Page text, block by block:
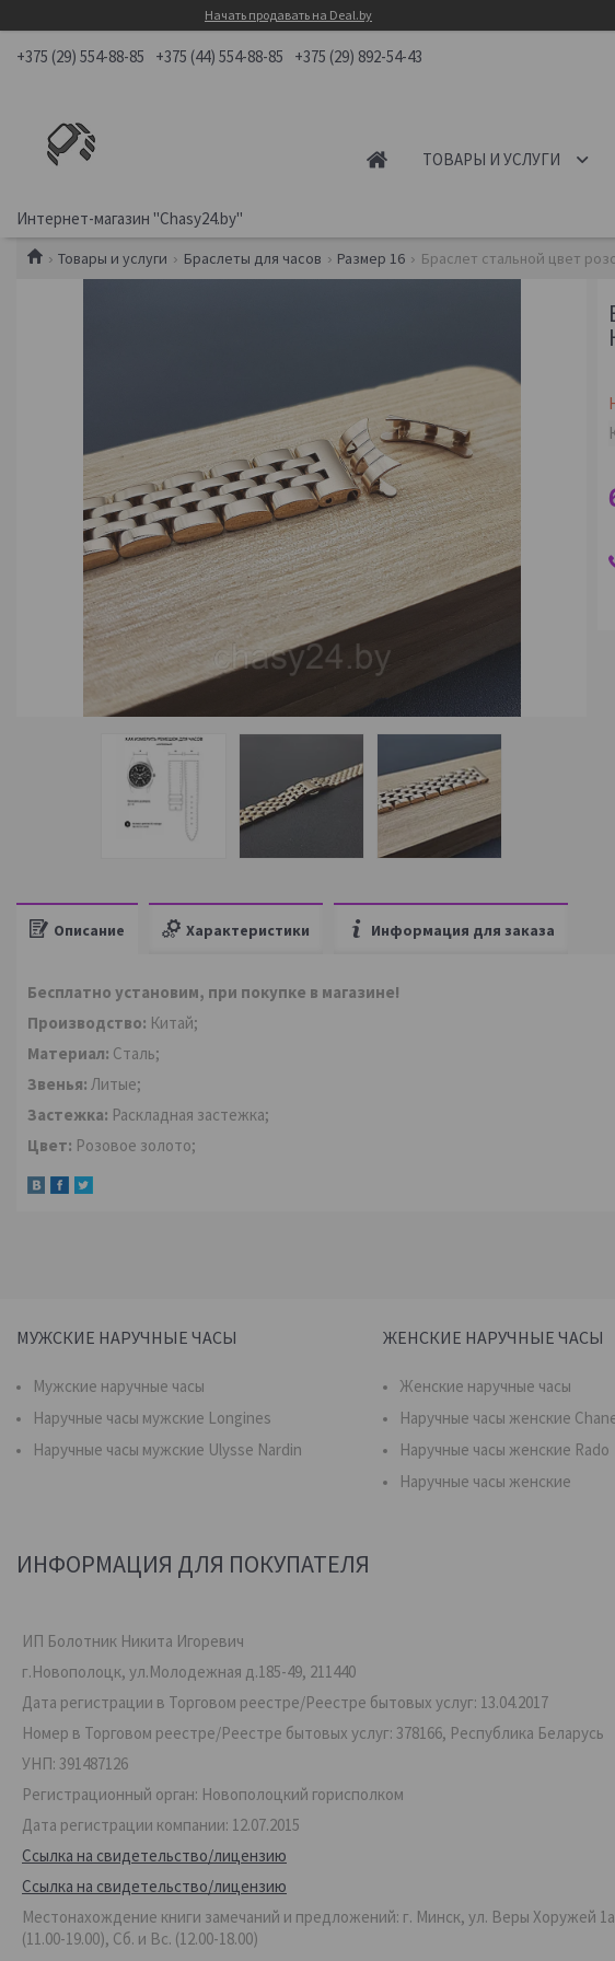
Начать продавать на Deal.by
+375 (29) 554-88-85 +375 (44) 554-88-85 +375 (29) 892-54-43
Интернет-магазин "Chasy24.by"
ТОВАРЫ И УСЛУГИ
Товары и услуги Браслеты для часов Размер 16 Браслет стальной цвет
Описание Характеристики Информация для заказа
Бесплатно установим, при покупке в магазине!
Производство: Китай;
Материал: Сталь;
Звенья: Литые;
Застежка: Раскладная застежка;
Цвет: Розовое золото;
МУЖСКИЕ НАРУЧНЫЕ ЧАСЫ
Мужские наручные часы
Наручные часы мужские Longines
Наручные часы мужские Ulysse Nardin
ЖЕНСКИЕ НАРУЧНЫЕ ЧАСЫ
Женские наручные часы
Наручные часы женские
Наручные часы женские Rado
Наручные часы женские
ИНФОРМАЦИЯ ДЛЯ ПОКУПАТЕЛЯ
ИП Болотник Никита Игоревич
г.Новополоцк, ул.Молодежная д.185-49, 211440
Дата регистрации в Торговом реестре/Реестре бытовых услуг: 13.04.2017
Номер в Торговом реестре/Реестре бытовых услуг: 378166, Республика Беларусь
УНП: 391487126
Регистрационный орган: Новополоцкий горисполком
Дата регистрации компании: 12.07.2015
Ссылка на свидетельство/лицензию
Ссылка на свидетельство/лицензию
Местонахождение книги замечаний и предложений: г. Минск, ул. Веры Хоружей
(11.00-19.00), Сб. и Вс. (12.00-18.00)